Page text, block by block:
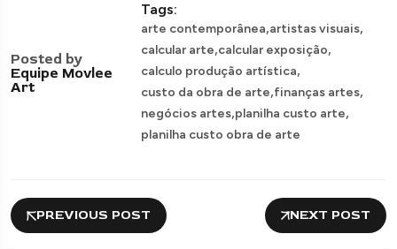
Posted by
Equipe Movlee
Art
Tags:
arte contemporânea,artistas visuais,
calcular arte,calcular exposição,
calculo produção artística,
custo da obra de arte,finanças artes,
negócios artes,planilha custo arte,
planilha custo obra de arte
PREVIOUS POST NEXT POST